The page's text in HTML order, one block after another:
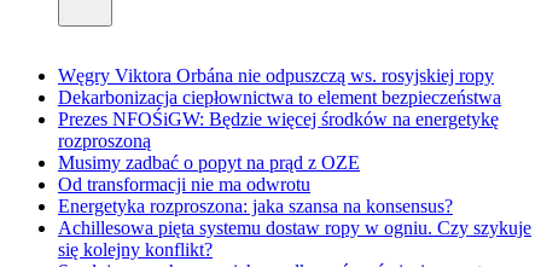
Węgry Viktora Orbána nie odpuszczą ws. rosyjskiej ropy
Dekarbonizacja ciepłownictwa to element bezpieczeństwa
Prezes NFOŚiGW: Będzie więcej środków na energetykę
rozproszoną
Musimy zadbać o popyt na prąd z OZE
Od transformacji nie ma odwrotu
Energetyka rozproszona: jaka szansa na konsensus?
Achillesowa pięta systemu dostaw ropy w ogniu. Czy szykuje
się kolejny konflikt?